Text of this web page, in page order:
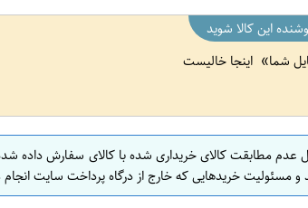
این کالا شوید
شما اینجا خالیست
مطابقت کالای خریداری شده با کالای سفارش داده
خریدهایی که خارج از درگاه پرداخت سایت انجام